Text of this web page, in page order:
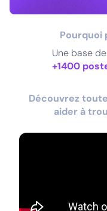
Pourquoi
Une base de
+1400
Découvrez
aider à